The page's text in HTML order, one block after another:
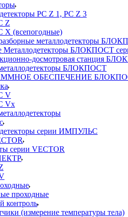
РС Z 1, PC Z 3
Z
X (всепогодные)
металлодетекторы
Металлодетекторы БЛОКПОСТ
досмотровая станция
БЛОКПОСТ
ОБЕСПЕЧЕНИЕ
V
Vx
серии ИМПУЛЬС
серии VECTOR
проходные
контроль
(измерение температуры тела)